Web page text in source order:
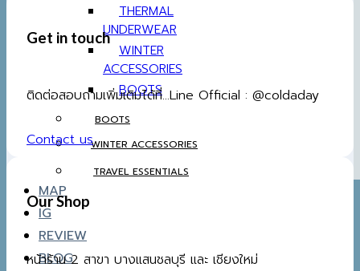
THERMAL
UNDERWEAR
WINTER
ACCESSORIES
BOOTS
BOOTS
WINTER ACCESSORIES
TRAVEL ESSENTIALS
MAP
IG
REVIEW
BLOG
Get in touch
ติดต่อสอบถามเพิ่มเติมได้ที่...Line Official : @coldaday
Contact us
Our Shop
หน้าร้าน 2 สาขา บางแสนชลบุรี และ เชียงใหม่